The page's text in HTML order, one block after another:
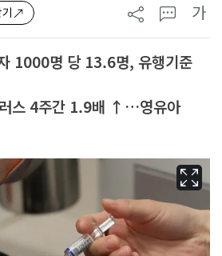
가
1000명 당 13.6명, 유행기준
러스 4주간 1.9배 ↑…영유아